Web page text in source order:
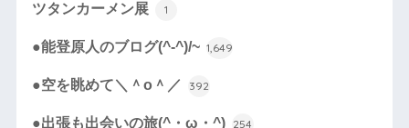
ツタンカーメン展 1
●能登原人のブログ(^-^)/~ 1,649
●空を眺めて＼＾o＾／ 392
●出張も出会いの旅(^・ω・^) 254